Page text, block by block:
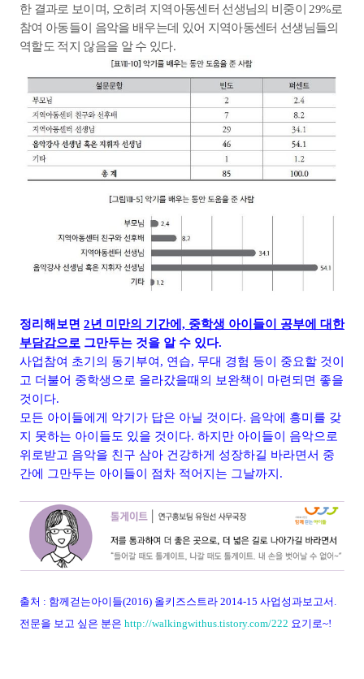
한 결과로 보이며, 오히려 지역아동센터 선생님의 비중이 29%로
참여 아동들이 음악을 배우는데 있어 지역아동센터 선생님들의
역할도 적지 않음을 알 수 있다.
정리해보면 2년 미만의 기간에, 중학생 아이들이 공부에 대한
부담감으로 그만두는 것을 알 수 있다.
사업참여 초기의 동기부여, 연습, 무대 경험 등이 중요할 것이
고 더불어 중학생으로 올라갔을때의 보완책이 마련되면 좋을
것이다.
모든 아이들에게 악기가 답은 아닐 것이다. 음악에 흥미를 갖
지 못하는 아이들도 있을 것이다. 하지만 아이들이 음악으로
위로받고 음악을 친구 삼아 건강하게 성장하길 바라면서 중
간에 그만두는 아이들이 점차 적어지는 그날까지.
출처 : 함께걷는아이들(2016) 올키즈스트라 2014-15 사업성과보고서.
전문을 보고 싶은 분은 http://walkingwithus.tistory.com/222 요기로~!